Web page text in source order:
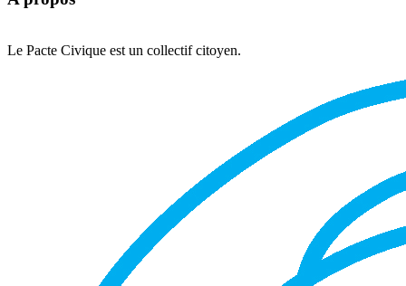
Le Pacte Civique est un collectif citoyen.